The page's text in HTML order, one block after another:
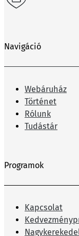
Navigáció
Webáruház
Történet
Rólunk
Tudástár
Programok
Kapcsolat